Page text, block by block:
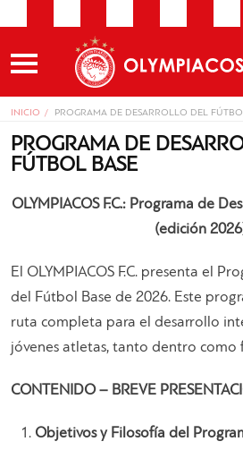
INICIO PROGRAMA DE DESARROLLO DEL
PROGRAMA DE
FÚTBOL BASE
OLYMPIACOS F.C.: Programa de
(edición
El OLYMPIACOS F.C. presenta el
del Fútbol Base de 2026. Este
ruta completa para el desarrollo
jóvenes atletas, tanto dentro como
CONTENIDO – BREVE
Objetivos y Filosofía del